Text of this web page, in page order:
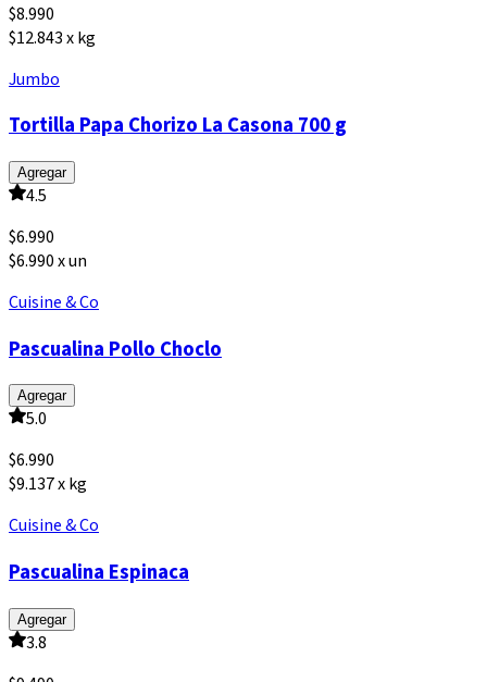
$8.990
$12.843 x kg
Jumbo
Tortilla Papa Chorizo La Casona 700 g
Agregar
4.5
$6.990
$6.990 x un
Cuisine & Co
Pascualina Pollo Choclo
Agregar
5.0
$6.990
$9.137 x kg
Cuisine & Co
Pascualina Espinaca
Agregar
3.8